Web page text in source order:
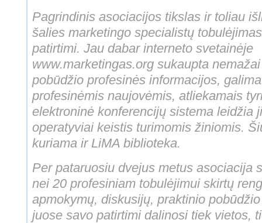
Pagrindinis asociacijos tikslas ir toliau
šalies marketingo specialistų
patirtimi. Jau dabar interneto svetainėje
www.marketingas.org sukaupta
pobūdžio profesinės informacijos,
profesinėmis naujovėmis, atliekamais
elektroninė konferencijų sistema leidžia
operatyviai keistis turimomis žiniomis.
kuriama ir LiMA biblioteka.
Per pataruosiu dvejus metus asociacija
nei 20 profesiniam tobulėjimui skirtų
apmokymų, diskusijų, praktinio
juose savo patirtimi dalinosi tiek vietos,